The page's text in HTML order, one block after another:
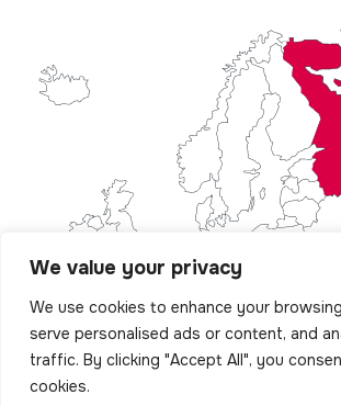
We value your privacy
We use cookies to enhance your
serve personalised ads or content, and
traffic. By clicking "Accept All", you
cookies.